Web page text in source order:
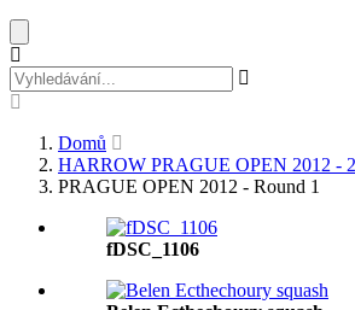
Domů
HARROW PRAGUE OPEN 2012 -
PRAGUE OPEN 2012 - Round 1
fDSC_1106